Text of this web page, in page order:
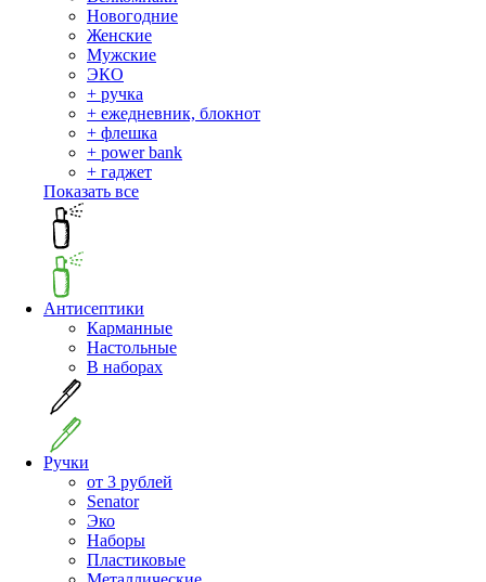
Новогодние
Женские
Мужские
ЭКО
+ ручка
+ ежедневник, блокнот
+ флешка
+ power bank
+ гаджет
Показать все
Антисептики
Карманные
Настольные
В наборах
Ручки
от 3 рублей
Senator
Эко
Наборы
Пластиковые